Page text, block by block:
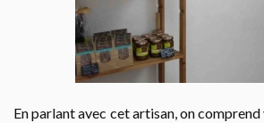
En parlant avec cet artisan, on